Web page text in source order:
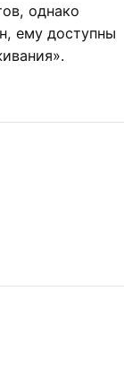
однако
ему доступны